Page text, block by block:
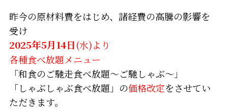
昨今の原材料費をはじめ、諸経費の高騰の影響を
受け
2025年5月14日(水)より
各種食べ放題メニュー
「和食のご馳走食べ放題～ご馳しゃぶ～」
「しゃぶしゃぶ食べ放題」の価格改定をさせてい
ただきます。